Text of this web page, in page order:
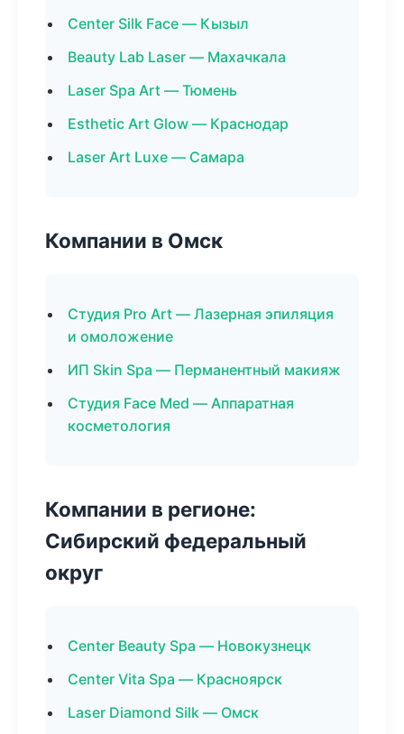
Center Silk Face — Кызыл
Beauty Lab Laser — Махачкала
Laser Spa Art — Тюмень
Esthetic Art Glow — Краснодар
Laser Art Luxe — Самара
Компании в Омск
Студия Pro Art — Лазерная эпиляция
и омоложение
ИП Skin Spa — Перманентный макияж
Студия Face Med — Аппаратная
косметология
Компании в регионе:
Сибирский федеральный
округ
Center Beauty Spa — Новокузнецк
Center Vita Spa — Красноярск
Laser Diamond Silk — Омск